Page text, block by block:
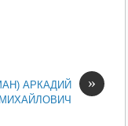
»
АРКАДИЙ
МИХАЙЛОВИЧ